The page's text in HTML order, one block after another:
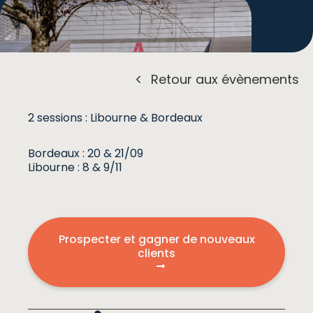
Retour aux évènements
2 sessions : Libourne & Bordeaux
Bordeaux : 20 & 21/09
Libourne : 8 & 9/11
Prospecter et gagner de nouveaux
clients